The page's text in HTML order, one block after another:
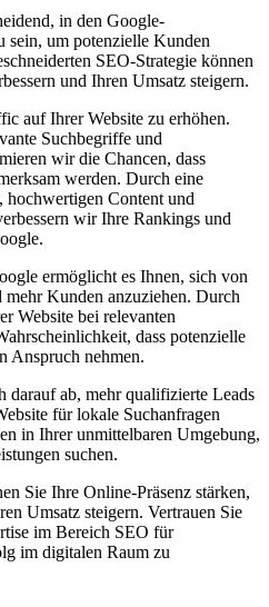
in den Google-
sein, um potenzielle Kunden
SEO-Strategie können
und Ihren Umsatz steigern.
auf Ihrer Website zu erhöhen.
Suchbegriffe und
wir die Chancen, dass
werden. Durch eine
Content und
wir Ihre Rankings und
ermöglicht es Ihnen, sich von
Kunden anzuziehen. Durch
Website bei relevanten
dass potenzielle
Anspruch nehmen.
darauf ab, mehr qualifizierte Leads
für lokale Suchanfragen
in Ihrer unmittelbaren Umgebung,
suchen.
Sie Ihre Online-Präsenz stärken,
Umsatz steigern. Vertrauen Sie
im Bereich SEO für
im digitalen Raum zu